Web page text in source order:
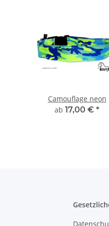
Camouflage neon
ab 17,00 € *